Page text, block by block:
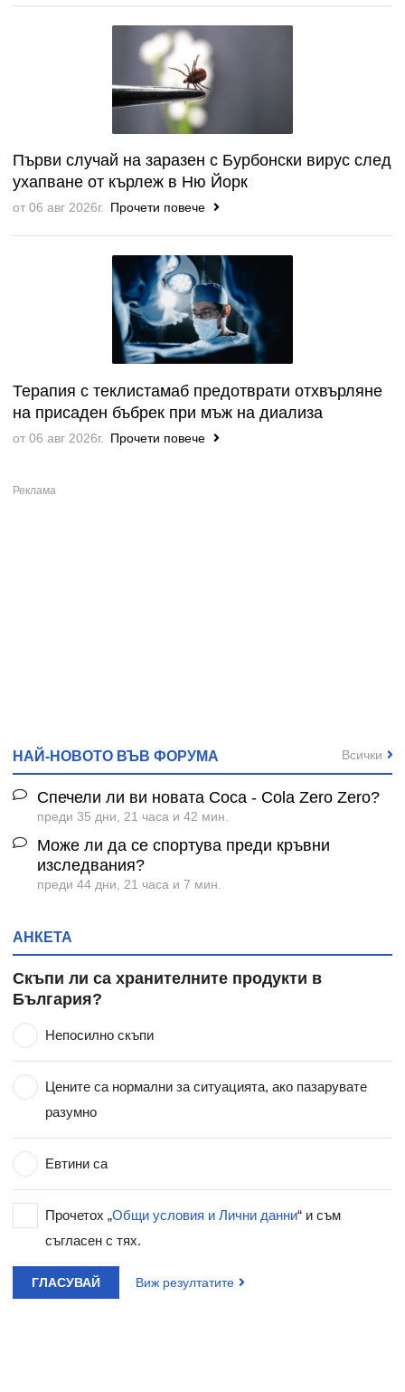
Първи случай на заразен с Бурбонски вирус след
ухапване от кърлеж в Ню Йорк
от 06 авг 2026г. Прочети повече
Терапия с теклистамаб предотврати отхвърляне
на присаден бъбрек при мъж на диализа
от 06 авг 2026г. Прочети повече
НАЙ-НОВОТО ВЪВ ФОРУМА
Спечели ли ви новата Coca - Cola Zero Zero?
преди 35 дни, 21 часа и 42 мин.
Може ли да се спортува преди кръвни
изследвания?
преди 44 дни, 21 часа и 7 мин.
Всички
АНКЕТА
Скъпи ли са хранителните продукти в
България?
Непосилно скъпи
Цените са нормални за ситуацията, ако пазарувате
разумно
Евтини са
Прочетох „Общи условия и Лични данни“ и съм
съгласен с тях.
ГЛАСУВАЙ Виж резултатите